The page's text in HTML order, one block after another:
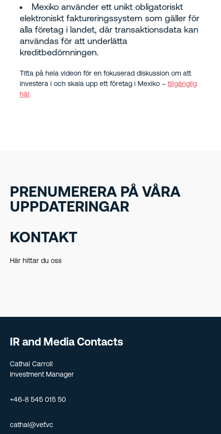
Mexiko använder ett unikt obligatoriskt
elektroniskt faktureringssystem som gäller för
alla företag i landet, där transaktionsdata kan
användas för att underlätta
kreditbedömningen.
Titta på hela videon för en fokuserad diskussion om att
investera i och skala upp ett företag i Mexiko – tillgänglig
här.
PRENUMERERA PÅ VÅRA
UPPDATERINGAR
KONTAKT
Här hittar du oss
IR and Media Contacts
Cathal Carroll
Investment Manager
+46-8 545 015 50
cathal@vef.vc